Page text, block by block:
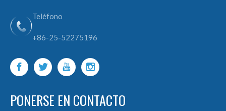
Teléfono
+86-25-52275196
PONERSE EN CONTACTO